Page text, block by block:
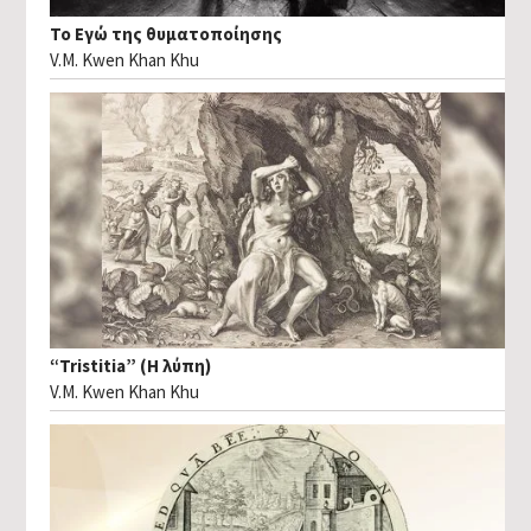
Το Εγώ της θυματοποίησης
V.M. Kwen Khan Khu
“Tristitia” (Η λύπη)
V.M. Kwen Khan Khu